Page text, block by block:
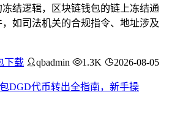
结逻辑，区块链钱包的链上冻结通
如司法机关的合规指令、地址涉及
下载 qbadmin 1.3K 2026-08-05